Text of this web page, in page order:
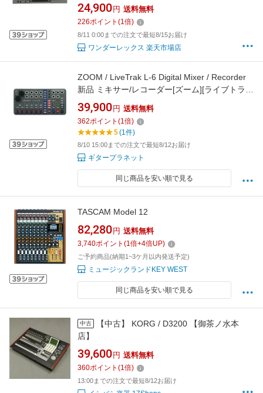
24,900 円 送料無料
226ポイント (1倍)
8/11 0:00までの注文で最短8/15お届け
ワンダーレックス 楽天市場店
ZOOM / LiveTrak L-6 Digital Mixer / Recorder
新品 ミキサー/レコーダー[ズーム][ライブトラッ
ク]
39,900 円 送料無料
362ポイント (1倍)
5(1件)
8/10 15:00までの注文で最短8/12お届け
ギタープラネット
同じ商品を安い順で見る
TASCAM Model 12
82,280 円 送料無料
3,740ポイント (1倍+4倍UP)
ご予約商品(納期1~3ケ月以内発送予定)
ミュージックランドKEY WEST
同じ商品を安い順で見る
中古
【中古】 KORG / D3200 【御茶ノ水本
店】
39,600 円 送料無料
360ポイント (1倍)
13:00までの注文で最短8/12お届け